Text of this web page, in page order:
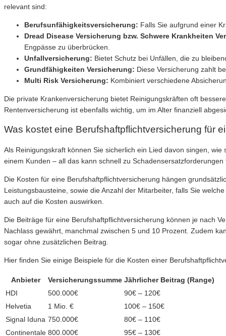
relevant sind:
Berufsunfähigkeitsversicherung: Falls Sie aufgrund einer
Dread Disease Versicherung bzw. Schwere Krankheiten
Engpässe zu überbrücken.
Unfallversicherung: Bietet Schutz bei Unfällen, die zu
Grundfähigkeiten Versicherung: Diese Versicherung zahlt
Multi Risk Versicherung: Kombiniert verschiedene
Die private Krankenversicherung bietet Reinigungskräften oft
Rentenversicherung ist ebenfalls wichtig, um im Alter finanziell
Was kostet eine Berufshaftpflichtversicherung für
Als Reinigungskraft können Sie sicherlich ein Lied davon singen,
einem Kunden – all das kann schnell zu
Die Kosten für eine Berufshaftpflichtversicherung hängen
Leistungsbausteine, sowie die Anzahl der Mitarbeiter, falls Sie
auch auf die Kosten auswirken.
Die Beiträge für eine Berufshaftpflichtversicherung können je nach
Nachlass gewährt, manchmal zwischen 5 und 10 Prozent. Zudem
sogar ohne zusätzlichen Beitrag.
Hier finden Sie einige Beispiele für die Kosten einer
Anbieter Versicherungssumme Jährlicher Beitrag (Range)
HDI
500.000€
90€ – 120€
Helvetia
1 Mio. €
100€ – 150€
Signal Iduna 750.000€
80€ – 110€
Continentale 800.000€ 95€ – 130€